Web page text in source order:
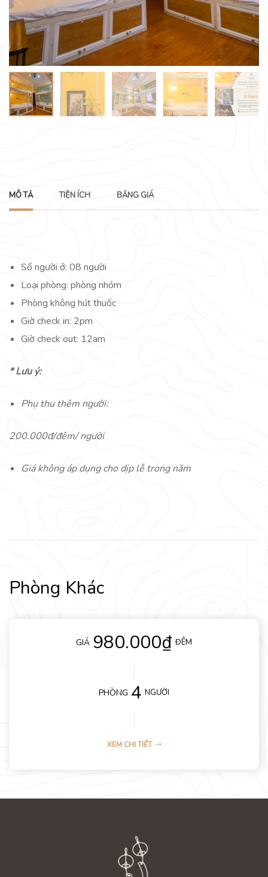
MÔ TẢ TIỆN ÍCH BẢNG GIÁ
Số người ở: 08 người
Loại phòng: phòng nhóm
Phòng không hút thuốc
Giờ check in: 2pm
Giờ check out: 12am
* Lưu ý:
Phụ thu thêm người:
200.000đ/đêm/ người
Giá không áp dụng cho dịp lễ trong năm
Phòng KhácPhòng Vega
GIÁ 980.000₫ ĐÊM
PHÒNG 4 NGƯỜI
XEM CHI TIẾT
GẶP